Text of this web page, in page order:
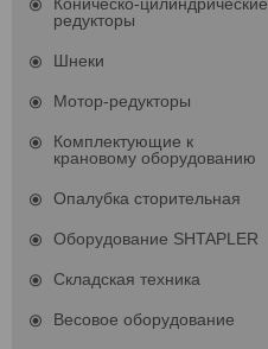
редукторы
Шнеки
Мотор-редукторы
Комплектующие к
крановому оборудованию
Опалубка сторительная
Оборудование SHTAPLER
Складская техника
Весовое оборудование